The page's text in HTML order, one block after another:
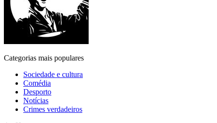
Categorias mais populares
Sociedade e cultura
Comédia
Desporto
Notícias
Crimes verdadeiros